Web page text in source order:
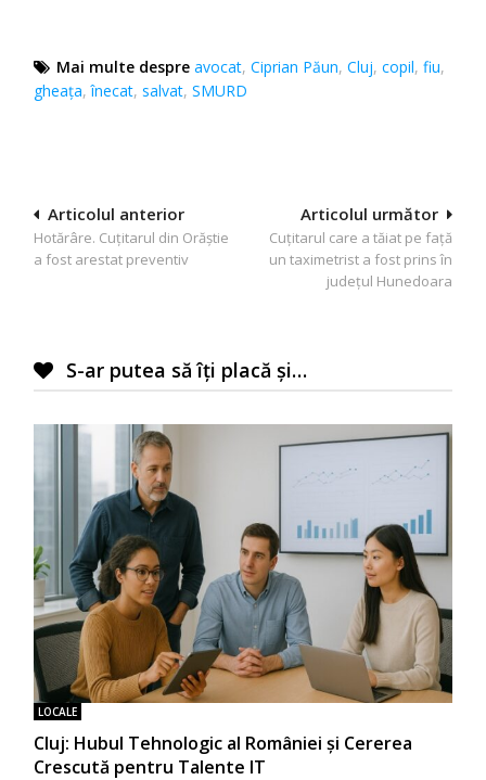
Mai multe despre avocat,Ciprian Păun,Cluj,copil,fiu,
gheața,înecat,salvat,SMURD
Navigare
în
Articolul următor
Cuțitarul care a tăiat pe față
un taximetrist a fost prins în
județul Hunedoara
Articolul anterior
Hotărâre. Cuțitarul din Orăștie
a fost arestat preventiv
S-ar putea să îți placă și…
LOCALE
Cluj: Hubul Tehnologic al României și Cererea
Crescută pentru Talente IT